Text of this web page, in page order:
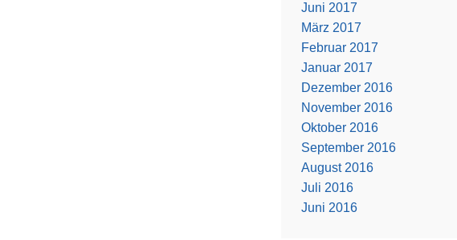
Juni 2017
März 2017
Februar 2017
Januar 2017
Dezember 2016
November 2016
Oktober 2016
September 2016
August 2016
Juli 2016
Juni 2016